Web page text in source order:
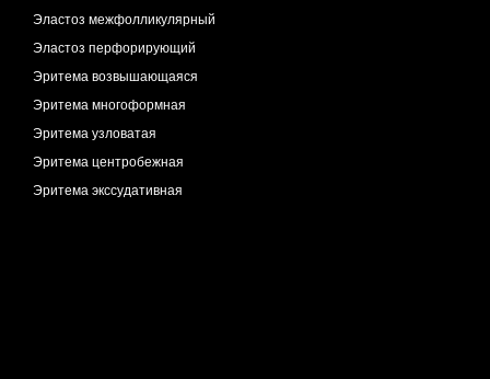
Эластоз межфолликулярный
Эластоз перфорирующий
Эритема возвышающаяся
Эритема многоформная
Эритема узловатая
Эритема центробежная
Эритема экссудативная